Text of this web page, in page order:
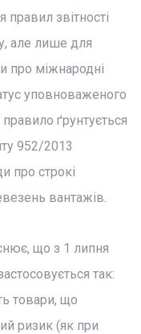
звітності
але лише для
про міжнародні
уповноваженого
ґрунтується
952/2013
про строкі
вантажів.
що з 1 липня
так:
товари, що
ризик (як при